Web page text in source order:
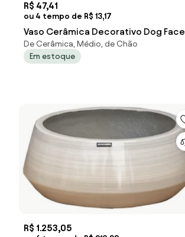
R$ 47,41
ou 4 tempo de R$ 13,17
Vaso Cerâmica Decorativo Dog Face
com Suporte
De Cerâmica, Médio, de Chão
Em estoque
R$ 1.253,05